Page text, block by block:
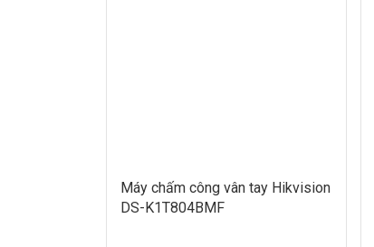
Máy chấm công vân tay Hikvision
DS-K1T804BMF